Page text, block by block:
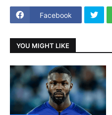
Facebook
YOU MIGHT LIKE